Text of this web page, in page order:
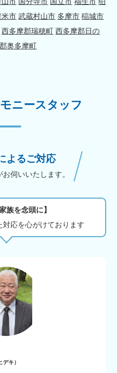
米市 武蔵村山市 多摩市 稲城市
西多摩郡瑞穂町 西多摩郡日の
奥多摩町
ニースタッフ
よるご対応
伺いいたします。
族を念頭に】
対応を心がけております
デキ）